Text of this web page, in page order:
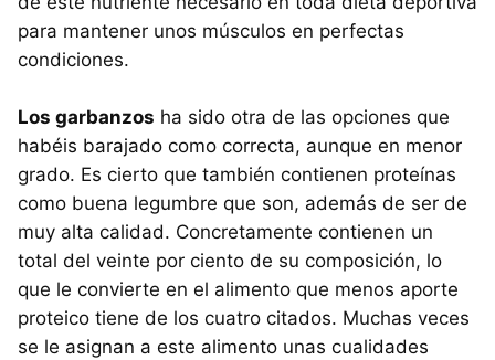
para mantener unos músculos en perfectas
condiciones.
Los garbanzos ha sido otra de las opciones que
habéis barajado como correcta, aunque en menor
grado. Es cierto que también contienen proteínas
como buena legumbre que son, además de ser de
muy alta calidad. Concretamente contienen un
total del veinte por ciento de su composición, lo
que le convierte en el alimento que menos aporte
proteico tiene de los cuatro citados. Muchas veces
se le asignan a este alimento unas cualidades